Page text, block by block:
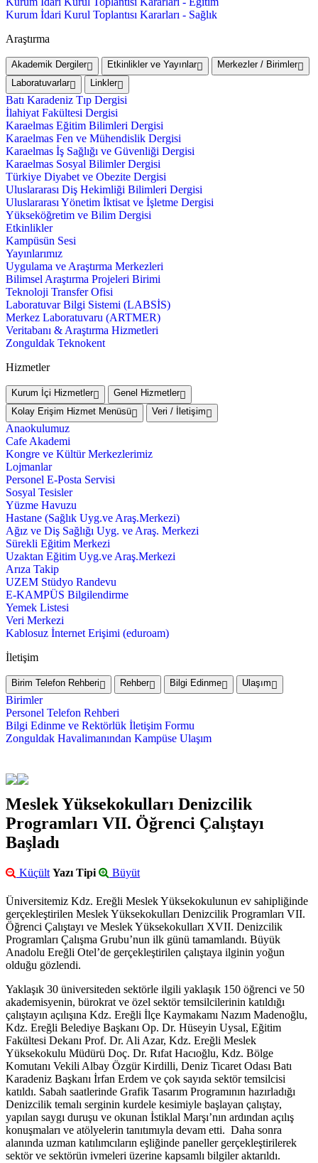
Kurum İdari Kurul Toplantısı Kararları - Sağlık
Araştırma
Akademik Dergiler Etkinlikler ve Yayınlar
Merkezler / Birimler
Laboratuvarlar
Linkler
Batı Karadeniz Tıp Dergisi
İlahiyat Fakültesi Dergisi
Karaelmas Eğitim Bilimleri Dergisi
Karaelmas Fen ve Mühendislik Dergisi
Karaelmas İş Sağlığı ve Güvenliği Dergisi
Karaelmas Sosyal Bilimler Dergisi
Türkiye Diyabet ve Obezite Dergisi
Uluslararası Diş Hekimliği Bilimleri Dergisi
Uluslararası Yönetim İktisat ve İşletme Dergisi
Yükseköğretim ve Bilim Dergisi
Etkinlikler
Kampüsün Sesi
Yayınlarımız
Uygulama ve Araştırma Merkezleri
Bilimsel Araştırma Projeleri Birimi
Teknoloji Transfer Ofisi
Laboratuvar Bilgi Sistemi (LABSİS)
Merkez Laboratuvaru (ARTMER)
Veritabanı & Araştırma Hizmetleri
Zonguldak Teknokent
Hizmetler
Kurum İçi Hizmetler
Genel Hizmetler
Kolay Erişim Hizmet Menüsü
Veri / İletişim
Anaokulumuz
Cafe Akademi
Kongre ve Kültür Merkezlerimiz
Lojmanlar
Personel E-Posta Servisi
Sosyal Tesisler
Yüzme Havuzu
Hastane (Sağlık Uyg.ve Araş.Merkezi)
Ağız ve Diş Sağlığı Uyg. ve Araş. Merkezi
Sürekli Eğitim Merkezi
Uzaktan Eğitim Uyg.ve Araş.Merkezi
Arıza Takip
UZEM Stüdyo Randevu
E-KAMPÜS Bilgilendirme
Yemek Listesi
Veri Merkezi
Kablosuz İnternet Erişimi (eduroam)
İletişim
Birim Telefon Rehberi Rehber Bilgi Edinme Ulaşım
Birimler
Personel Telefon Rehberi
Bilgi Edinme ve Rektörlük İletişim Formu
Zonguldak Havalimanından Kampüse Ulaşım
Meslek Yüksekokulları Denizcilik
Programları VII. Öğrenci Çalıştayı
Başladı
Küçült Yazı Tipi Büyüt
Üniversitemiz Kdz. Ereğli Meslek Yüksekokulunun ev sahipliğinde
gerçekleştirilen Meslek Yüksekokulları Denizcilik Programları VII.
Öğrenci Çalıştayı ve Meslek Yüksekokulları XVII. Denizcilik
Programları Çalışma Grubu’nun ilk günü tamamlandı. Büyük
Anadolu Ereğli Otel’de gerçekleştirilen çalıştaya ilginin yoğun
olduğu gözlendi.
Yaklaşık 30 üniversiteden sektörle ilgili yaklaşık 150 öğrenci ve 50
akademisyenin, bürokrat ve özel sektör temsilcilerinin katıldığı
çalıştayın açılışına Kdz. Ereğli İlçe Kaymakamı Nazım Madenoğlu,
Kdz. Ereğli Belediye Başkanı Op. Dr. Hüseyin Uysal, Eğitim
Fakültesi Dekanı Prof. Dr. Ali Azar, Kdz. Ereğli Meslek
Yüksekokulu Müdürü Doç. Dr. Rıfat Hacıoğlu, Kdz. Bölge
Komutanı Vekili Albay Özgür Kirdilli, Deniz Ticaret Odası Batı
Karadeniz Başkanı İrfan Erdem ve çok sayıda sektör temsilcisi
katıldı. Sabah saatlerinde Grafik Tasarım Programının hazırladığı
Denizcilik temalı serginin kurdele kesimiyle başlayan çalıştay,
yapılan saygı duruşu ve okunan İstiklal Marşı’nın ardından açılış
konuşmaları ve atölyelerin tanıtımıyla devam etti. Daha sonra
alanında uzman katılımcıların eşliğinde paneller gerçekleştirilerek
sektör ve sektörün ivmeleri üzerine kapsamlı bilgiler aktarıldı.